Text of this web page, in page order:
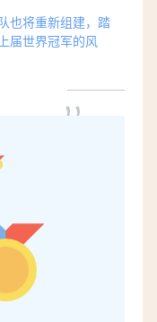
也将重新组建，踏
届世界冠军的风
”